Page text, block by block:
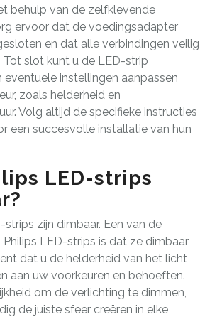
behulp van de zelfklevende
ervoor dat de voedingsadapter
en dat alle verbindingen veilig
Tot slot kunt u de LED-strip
eventuele instellingen aanpassen
zoals helderheid en
Volg altijd de specifieke instructies
een succesvolle installatie van hun
LED-strips
strips zijn dimbaar. Een van de
LED-strips is dat ze dimbaar
dat u de helderheid van het licht
aan uw voorkeuren en behoeften.
om de verlichting te dimmen,
de juiste sfeer creëren in elke